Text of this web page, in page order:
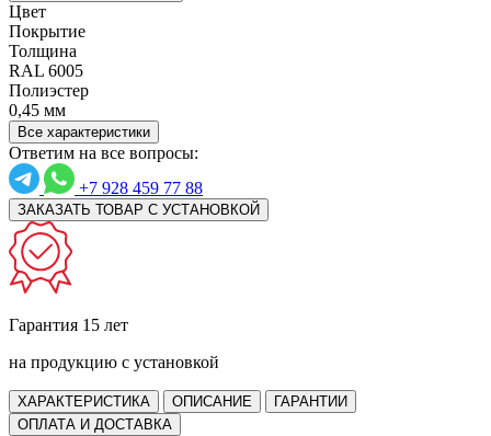
Цвет
Покрытие
Толщина
RAL 6005
Полиэстер
0,45 мм
Все характеристики
Ответим на все вопросы:
+7 928 459 77 88
ЗАКАЗАТЬ ТОВАР С УСТАНОВКОЙ
Гарантия 15 лет
на продукцию с установкой
ХАРАКТЕРИСТИКА ОПИСАНИЕ
ГАРАНТИИ
ОПЛАТА И ДОСТАВКА